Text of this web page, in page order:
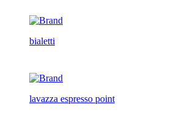
bialetti
lavazza espresso point